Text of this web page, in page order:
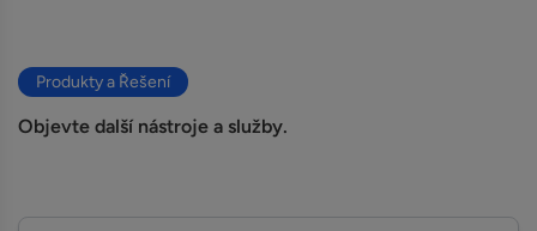
Produkty a Řešení
Objevte další nástroje a služby.